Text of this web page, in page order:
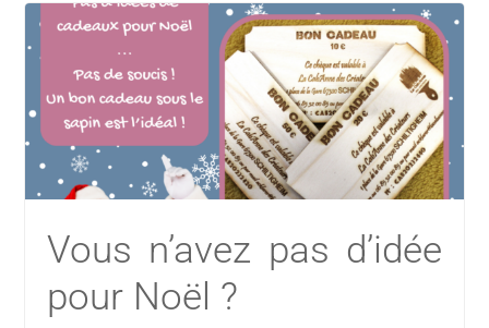
Vous n’avez pas d’idée
pour Noël ?